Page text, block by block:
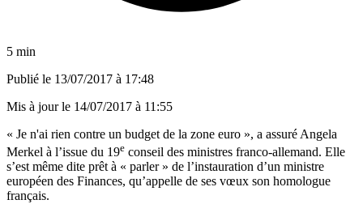
5 min
Publié le 13/07/2017 à 17:48
Mis à jour le 14/07/2017 à 11:55
« Je n'ai rien contre un budget de la zone euro », a assuré Angela
Merkel à l’issue du 19e conseil des ministres franco-allemand. Elle
s’est même dite prêt à « parler » de l’instauration d’un ministre
européen des Finances, qu’appelle de ses vœux son homologue
français.